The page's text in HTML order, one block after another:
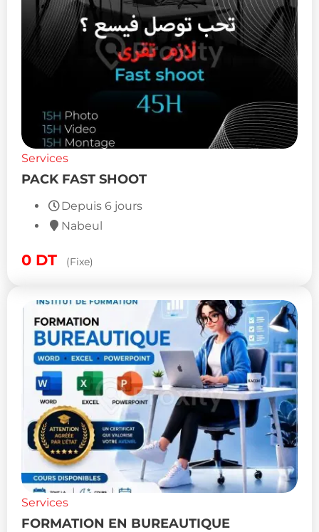
Services
PACK FAST SHOOT
Depuis 6 jours
Nabeul
0 DT (Fixe)
Services
FORMATION EN BUREAUTIQUE